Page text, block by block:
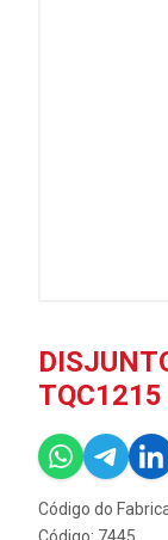
TQC1215
Código do